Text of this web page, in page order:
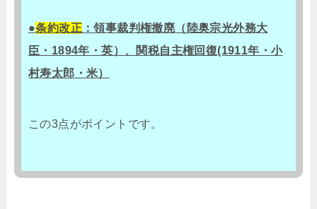
●条約改正 ：領事裁判権撤廃（陸奥宗光外務大
臣・1894年・英）、関税自主権回復(1911年・小
村寿太郎・米）
この3点がポイントです。